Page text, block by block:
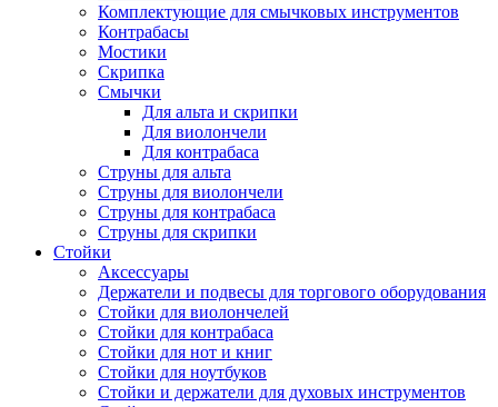
Комплектующие для смычковых инструментов
Контрабасы
Мостики
Скрипка
Смычки
Для альта и скрипки
Для виолончели
Для контрабаса
Струны для альта
Струны для виолончели
Струны для контрабаса
Струны для скрипки
Стойки
Аксессуары
Держатели и подвесы для торгового оборудования
Стойки для виолончелей
Стойки для контрабаса
Стойки для нот и книг
Стойки для ноутбуков
Стойки и держатели для духовых инструментов